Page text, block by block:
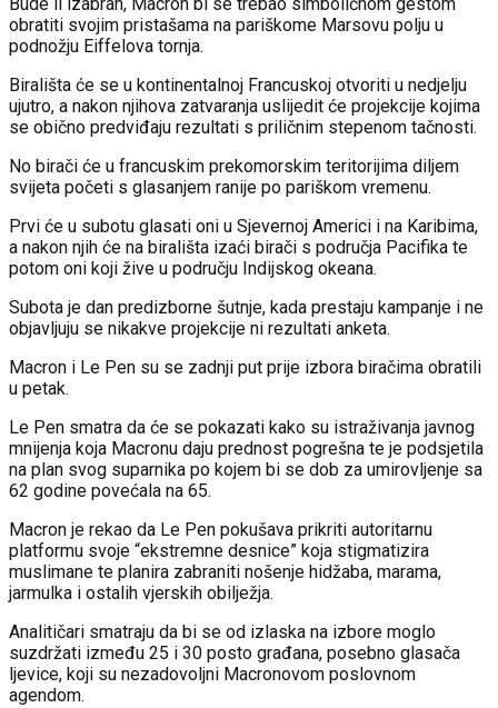
obratiti svojim pristašama na pariškome Marsovu polju u
podnožju Eiffelova tornja.
Birališta će se u kontinentalnoj Francuskoj otvoriti u nedjelju
ujutro, a nakon njihova zatvaranja uslijedit će projekcije kojima
se obično predviđaju rezultati s priličnim stepenom tačnosti.
No birači će u francuskim prekomorskim teritorijima diljem
svijeta početi s glasanjem ranije po pariškom vremenu.
Prvi će u subotu glasati oni u Sjevernoj Americi i na Karibima,
a nakon njih će na birališta izaći birači s područja Pacifika te
potom oni koji žive u području Indijskog okeana.
Subota je dan predizborne šutnje, kada prestaju kampanje i ne
objavljuju se nikakve projekcije ni rezultati anketa.
Macron i Le Pen su se zadnji put prije izbora biračima obratili
u petak.
Le Pen smatra da će se pokazati kako su istraživanja javnog
mnijenja koja Macronu daju prednost pogrešna te je podsjetila
na plan svog suparnika po kojem bi se dob za umirovljenje sa
62 godine povećala na 65.
Macron je rekao da Le Pen pokušava prikriti autoritarnu
platformu svoje “ekstremne desnice” koja stigmatizira
muslimane te planira zabraniti nošenje hidžaba, marama,
jarmulka i ostalih vjerskih obilježja.
Analitičari smatraju da bi se od izlaska na izbore moglo
suzdržati između 25 i 30 posto građana, posebno glasača
ljevice, koji su nezadovoljni Macronovom poslovnom
agendom.